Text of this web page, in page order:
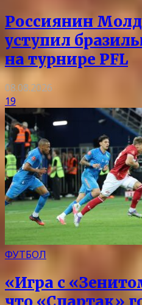
Россиянин
уступил
на турнире PFL
08.08.2026
19
ФУТБОЛ
«Игра с